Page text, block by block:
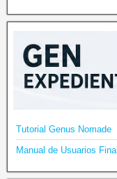
Tutorial Genus Nomade
Manual de Usuarios